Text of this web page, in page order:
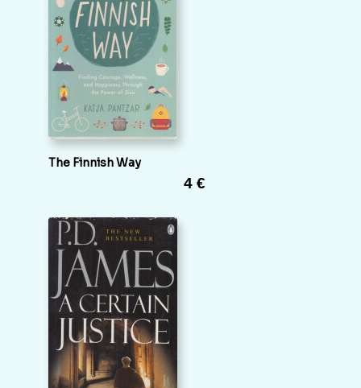
The Finnish Way
4 €